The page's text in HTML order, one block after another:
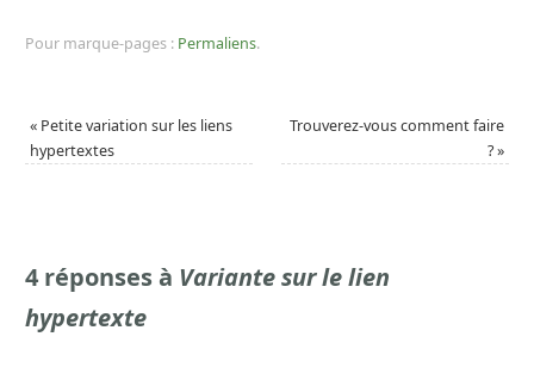
Pour marque-pages : Permaliens.
« Petite variation sur les liens
hypertextes
Trouverez-vous comment faire
?»
4 réponses à Variante sur le lien
hypertexte